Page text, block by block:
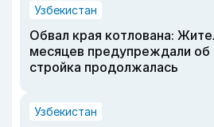
Узбекистан
Обвал края котлована:
месяцев предупреждали об
стройка продолжалась
Узбекистан